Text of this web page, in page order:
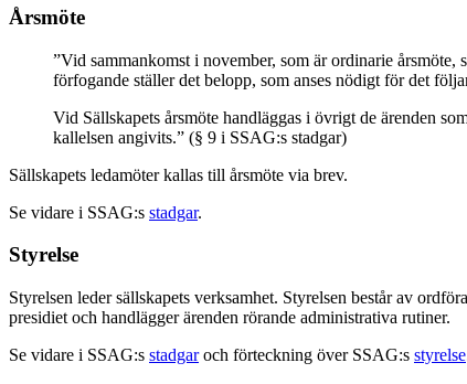
Årsmöte
”Vid sammankomst i november, som är ordinarie årsmöte,
förfogande ställer det belopp, som anses nödigt för det
Vid Sällskapets årsmöte handläggas i övrigt de ärenden
kallelsen angivits.” (§ 9 i SSAG:s stadgar)
Sällskapets ledamöter kallas till årsmöte via brev.
Se vidare i SSAG:s stadgar.
Styrelse
Styrelsen leder sällskapets verksamhet. Styrelsen består av
presidiet och handlägger ärenden rörande administrativa rutiner.
Se vidare i SSAG:s stadgaroch förteckning över SSAG:s styrelse